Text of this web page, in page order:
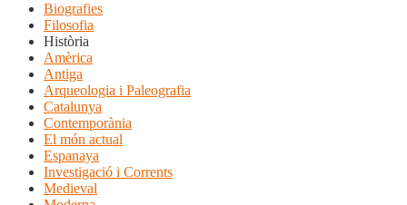
Biografies
Filosofia
Història
Amèrica
Antiga
Arqueologia i Paleografia
Catalunya
Contemporània
El món actual
Espanaya
Investigació i Corrents
Medieval